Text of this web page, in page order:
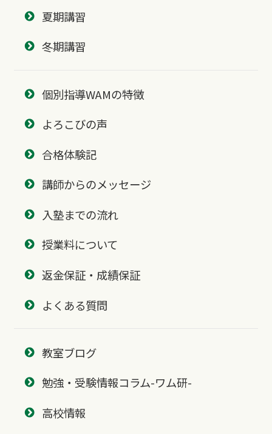
夏期講習
冬期講習
個別指導WAMの特徴
よろこびの声
合格体験記
講師からのメッセージ
入塾までの流れ
授業料について
返金保証・成績保証
よくある質問
教室ブログ
勉強・受験情報コラム-ワム研-
高校情報